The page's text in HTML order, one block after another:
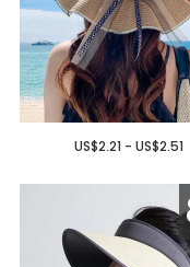
US$2.21 - US$2.51